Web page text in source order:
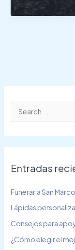
personalizadas
a
p
o
r
:
Entradas
Funeraria San
Lápidas
Consejos para
¿Cómo elegir el